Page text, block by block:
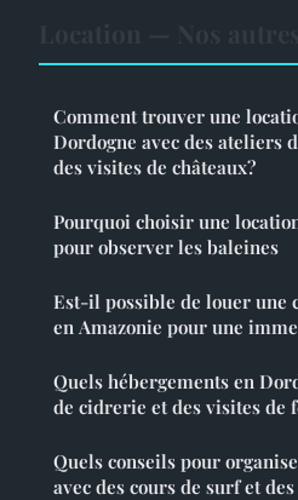
Comment trouver une
Dordogne avec des ateliers
des visites de châteaux?
Pourquoi choisir une
pour observer les baleines
Est-il possible de louer une
en Amazonie pour une
Quels hébergements en
de cidrerie et des visites de
Quels conseils pour
avec des cours de surf et